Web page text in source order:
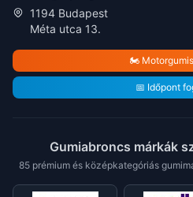
1194 Budapest
Méta utca 13.
🏍️
📅 Időpont
Gumiabroncs márkák
85 prémium és középkategóriás